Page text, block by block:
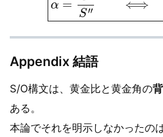
Appendix 結語
S/O構文は、黄金比と黄金角の
ある。
本論でそれを明示しなかったの